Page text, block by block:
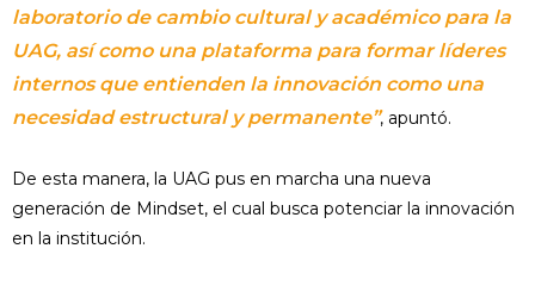
laboratorio de cambio cultural y académico para la
UAG, así como una plataforma para formar líderes
internos que entienden la innovación como una
necesidad estructural y permanente”, apuntó.
De esta manera, la UAG pus en marcha una nueva
generación de Mindset, el cual busca potenciar la innovación
en la institución.